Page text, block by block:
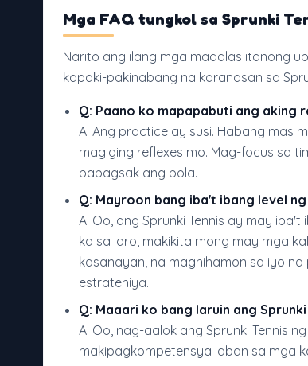
Mga FAQ tungkol sa Sprunki
Narito ang ilang mga madalas itanong
kapaki-pakinabang na karanasan sa
Q: Paano ko mapapabuti ang aking
A: Ang practice ay susi. Habang mas
magiging reflexes mo. Mag-focus sa
babagsak ang bola.
Q: Mayroon bang iba't ibang level
A: Oo, ang Sprunki Tennis ay may
ka sa laro, makikita mong may mga
kasanayan, na maghihamon sa iyo
estratehiya.
Q: Maaari ko bang laruin ang
A: Oo, nag-aalok ang Sprunki Tennis
makipagkompetensya laban sa mga